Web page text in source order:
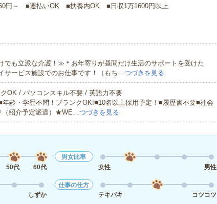
円～ ■週払いOK ■扶養内OK ■日収1万1600円以上
でも立派な介護！≫＊お年寄りが昼間だけ生活のサポートを受けた
サービス施設でのお仕事です！（もち…つづきを見る
OK / パソコンスキル不要 / 英語力不要
齢・学歴不問！ブランクOK!■10名以上採用予定！■履歴書不要■社会
（紹介予定派遣）★WE…つづきを見る
50代 60代
男女比率
女性
男性
しずか
仕事の仕方
テキパキ
コツコツ